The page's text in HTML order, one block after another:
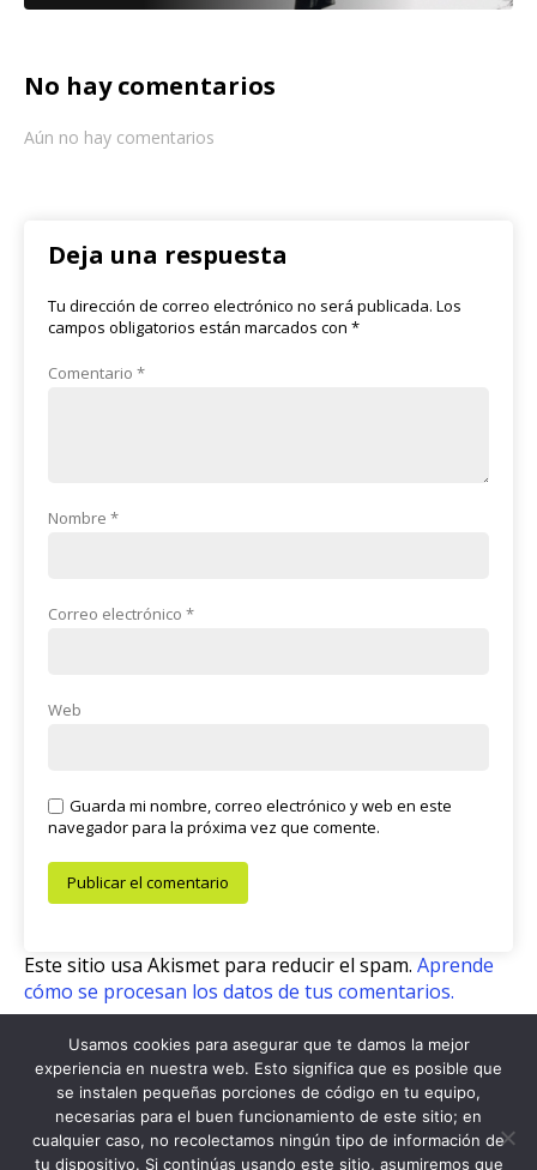
No hay comentarios
Aún no hay comentarios
Deja una respuesta
Tu dirección de correo electrónico no será publicada. Los
campos obligatorios están marcados con *
Comentario *
Nombre *
Correo electrónico *
Web
Guarda mi nombre, correo electrónico y web en este
navegador para la próxima vez que comente.
Este sitio usa Akismet para reducir el spam. Aprende
cómo se procesan los datos de tus comentarios.
© 2026 Café Con Letras
Cafe Con Letras (c)
Usamos cookies para asegurar que te damos la mejor
experiencia en nuestra web. Esto significa que es posible que
se instalen pequeñas porciones de código en tu equipo,
necesarias para el buen funcionamiento de este sitio; en
cualquier caso, no recolectamos ningún tipo de información de
tu dispositivo. Si continúas usando este sitio, asumiremos que